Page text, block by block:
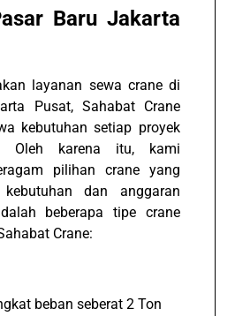
Baru Jakarta
layanan sewa crane di
Pusat, Sahabat Crane
kebutuhan setiap proyek
Oleh karena itu, kami
pilihan crane yang
dan anggaran
beberapa tipe crane
Crane:
beban seberat 2 Ton